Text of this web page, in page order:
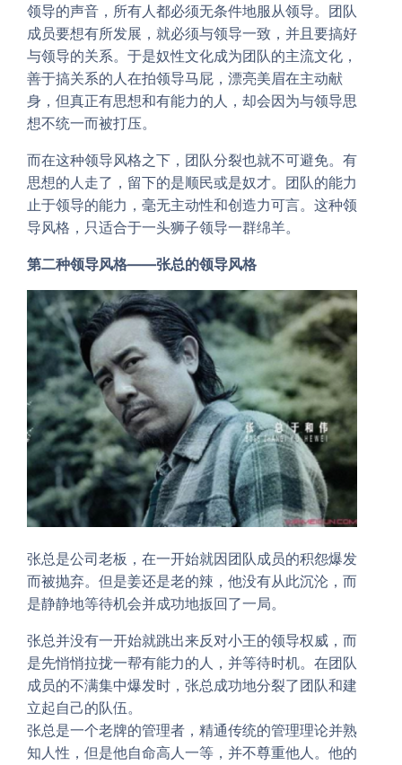
领导的声音，所有人都必须无条件地服从领导。团队
成员要想有所发展，就必须与领导一致，并且要搞好
与领导的关系。于是奴性文化成为团队的主流文化，
善于搞关系的人在拍领导马屁，漂亮美眉在主动献
身，但真正有思想和有能力的人，却会因为与领导思
想不统一而被打压。
而在这种领导风格之下，团队分裂也就不可避免。有
思想的人走了，留下的是顺民或是奴才。团队的能力
止于领导的能力，毫无主动性和创造力可言。这种领
导风格，只适合于一头狮子领导一群绵羊。
第二种领导风格——张总的领导风格
张总是公司老板，在一开始就因团队成员的积怨爆发
而被抛弃。但是姜还是老的辣，他没有从此沉沦，而
是静静地等待机会并成功地扳回了一局。
张总并没有一开始就跳出来反对小王的领导权威，而
是先悄悄拉拢一帮有能力的人，并等待时机。在团队
成员的不满集中爆发时，张总成功地分裂了团队和建
立起自己的队伍。
张总是一个老牌的管理者，精通传统的管理理论并熟
知人性，但是他自命高人一等，并不尊重他人。他的